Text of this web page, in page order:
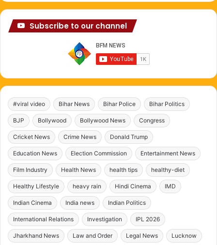
Subscribe to our channel
#viral video Bihar News Bihar Police Bihar Politics
BJP Bollywood Bollywood News Congress
Cricket News Crime News Donald Trump
Education News Election Commission Entertainment News
Film Industry Health News health tips healthy-diet
Healthy Lifestyle heavy rain Hindi Cinema IMD
Indian Cinema India news Indian Politics
International Relations Investigation IPL 2026
Jharkhand News Law and Order Legal News Lucknow